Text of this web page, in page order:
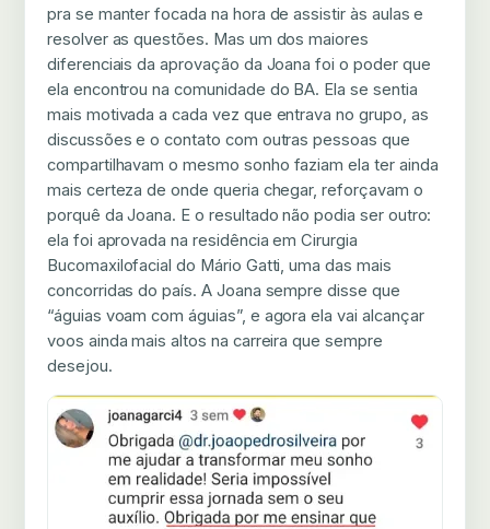
pra se manter focada na hora de assistir às aulas e
resolver as questões. Mas um dos maiores
diferenciais da aprovação da Joana foi o poder que
ela encontrou na comunidade do BA. Ela se sentia
mais motivada a cada vez que entrava no grupo, as
discussões e o contato com outras pessoas que
compartilhavam o mesmo sonho faziam ela ter ainda
mais certeza de onde queria chegar, reforçavam o
porquê da Joana. E o resultado não podia ser outro:
ela foi aprovada na residência em Cirurgia
Bucomaxilofacial do Mário Gatti, uma das mais
concorridas do país. A Joana sempre disse que
“águias voam com águias”, e agora ela vai alcançar
voos ainda mais altos na carreira que sempre
desejou.